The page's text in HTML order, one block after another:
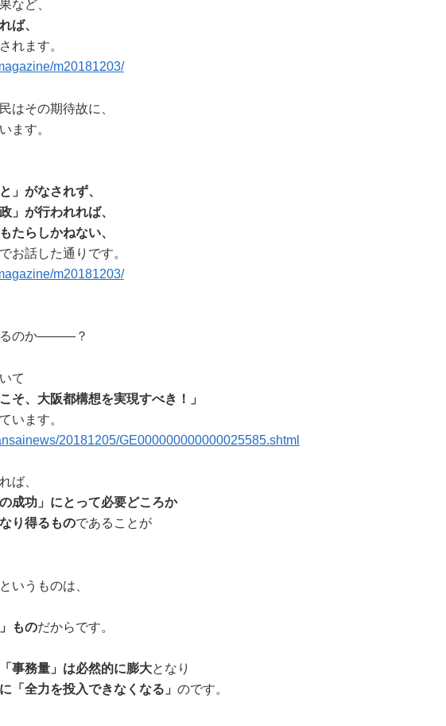
など、
ば、
れます。
m20181203/
はその期待故に、
ます。
」がなされず、
」が行われれば、
たらしかねない、
お話した通りです。
m20181203/
るのか―――？
て
そ、大阪都構想を実現すべき！」
います。
20181205/GE000000000000025585.shtml
ば、
成功」にとって必要どころか
り得るものであることが
というものは、
ものだからです。
事務量」は必然的に膨大となり
「全力を投入できなくなる」 のです。